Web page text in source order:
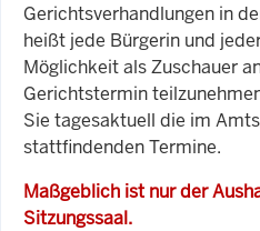
Gerichtsverhandlungen in
heißt jede Bürgerin und
Möglichkeit als Zuschauer
Gerichtstermin
Sie tagesaktuell die im
stattfindenden Termine.
Maßgeblich ist nur der
Sitzungssaal.